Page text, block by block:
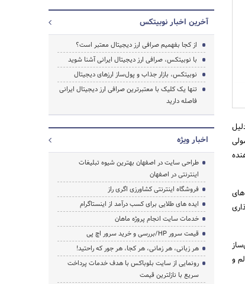
و
آخرین اخبار نوبیتکس
از کجا بفهمیم صرافی ارز دیجیتال معتبر است؟
با نوبیتکس، صرافی ارز دیجیتال ایرانی آشنا شوید
نوبیتکس، بازار جذاب و پول‌ساز ارزهای دیجیتال
تنها یک کلیک با معتبرترین صرافی ارز دیجیتال ایرانی
فاصله دارید
اخبار ویژه
طراحی سایت در اصفهان بهترین شیوه تبلیغات
اینترنتی در اصفهان
فروشگاه اینترنتی کشاورزی اگری راز
ایده های طلایی برای کسب درآمد از اینستاگرام
خدمات سایت انجام پروژه ماهان
قیمت سرور HP/بررسی و خرید سرور اچ پی
هر زبانی، هر زمانی، هر کجا، هر جور که راحتید!
رونمایی از سایت بلوباکس با هدف خدمات پرداخت
سریع با نازلترین قیمت